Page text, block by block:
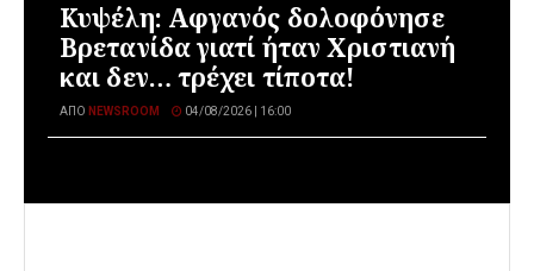
Κυψέλη: Αφγανός δολοφόνησε
Βρετανίδα γιατί ήταν Χριστιανή
και δεν… τρέχει τίποτα!
ΑΠΌ NEWSROOM 04/08/2026 | 16:00